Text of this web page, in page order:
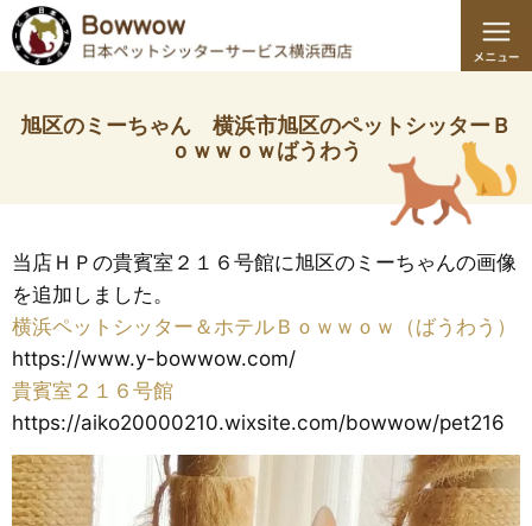
旭区のミーちゃん 横浜市旭区のペットシッターＢ
ｏｗｗｏｗばうわう
当店ＨＰの貴賓室２１６号館に旭区のミーちゃんの画像
を追加しました。
横浜ペットシッター＆ホテルＢｏｗｗｏｗ（ばうわう）
https://www.y-bowwow.com/
貴賓室２１６号館
https://aiko20000210.wixsite.com/bowwow/pet216